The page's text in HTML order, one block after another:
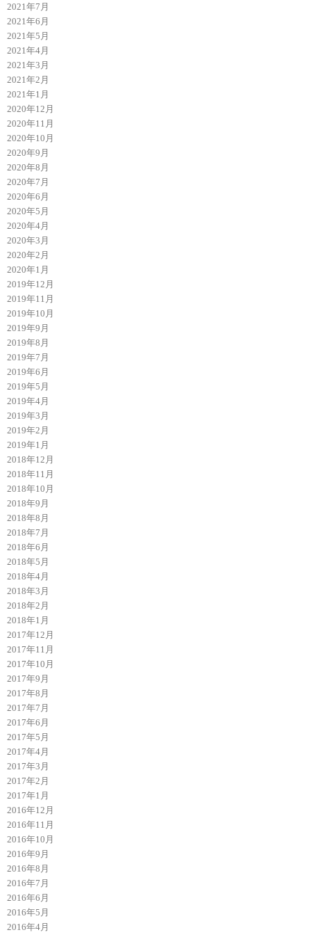
2021年7月
2021年6月
2021年5月
2021年4月
2021年3月
2021年2月
2021年1月
2020年12月
2020年11月
2020年10月
2020年9月
2020年8月
2020年7月
2020年6月
2020年5月
2020年4月
2020年3月
2020年2月
2020年1月
2019年12月
2019年11月
2019年10月
2019年9月
2019年8月
2019年7月
2019年6月
2019年5月
2019年4月
2019年3月
2019年2月
2019年1月
2018年12月
2018年11月
2018年10月
2018年9月
2018年8月
2018年7月
2018年6月
2018年5月
2018年4月
2018年3月
2018年2月
2018年1月
2017年12月
2017年11月
2017年10月
2017年9月
2017年8月
2017年7月
2017年6月
2017年5月
2017年4月
2017年3月
2017年2月
2017年1月
2016年12月
2016年11月
2016年10月
2016年9月
2016年8月
2016年7月
2016年6月
2016年5月
2016年4月